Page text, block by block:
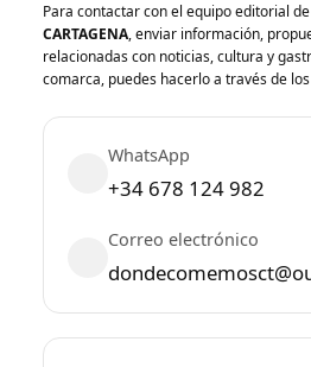
Para contactar con el equipo editorial de
CARTAGENA, enviar información,
relacionadas con noticias, cultura y
comarca, puedes hacerlo a través de
WhatsApp
+34 678 124 982
Correo electrónico